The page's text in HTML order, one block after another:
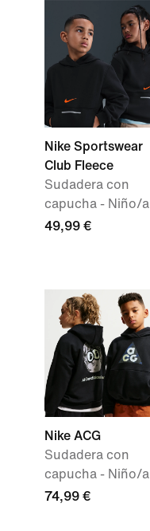
Nike Sportswear
Club Fleece
Sudadera con
capucha - Niño/a
49,99 €
Nike ACG
Sudadera con
capucha - Niño/a
74,99 €